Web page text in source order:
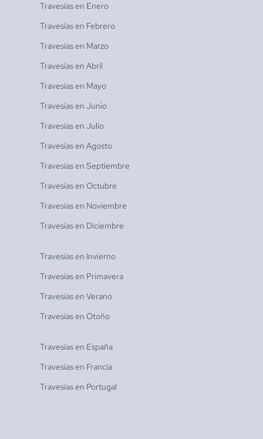
Travesías en Enero
Travesías en Febrero
Travesías en Marzo
Travesías en Abril
Travesías en Mayo
Travesías en Junio
Travesías en Julio
Travesías en Agosto
Travesías en Septiembre
Travesías en Octubre
Travesías en Noviembre
Travesías en Diciembre
Travesías en Invierno
Travesías en Primavera
Travesías en Verano
Travesías en Otoño
Travesías en España
Travesías en Francia
Travesías en Portugal